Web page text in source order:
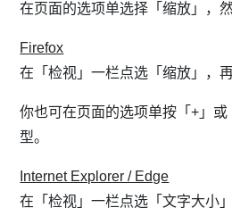
在页面的选项单选择「缩放」，
Firefox
在「检视」一栏点选「缩放」，
你也可在页面的选项单按「+」
型。
Internet Explorer / Edge
在「检视」一栏点选「文字大小